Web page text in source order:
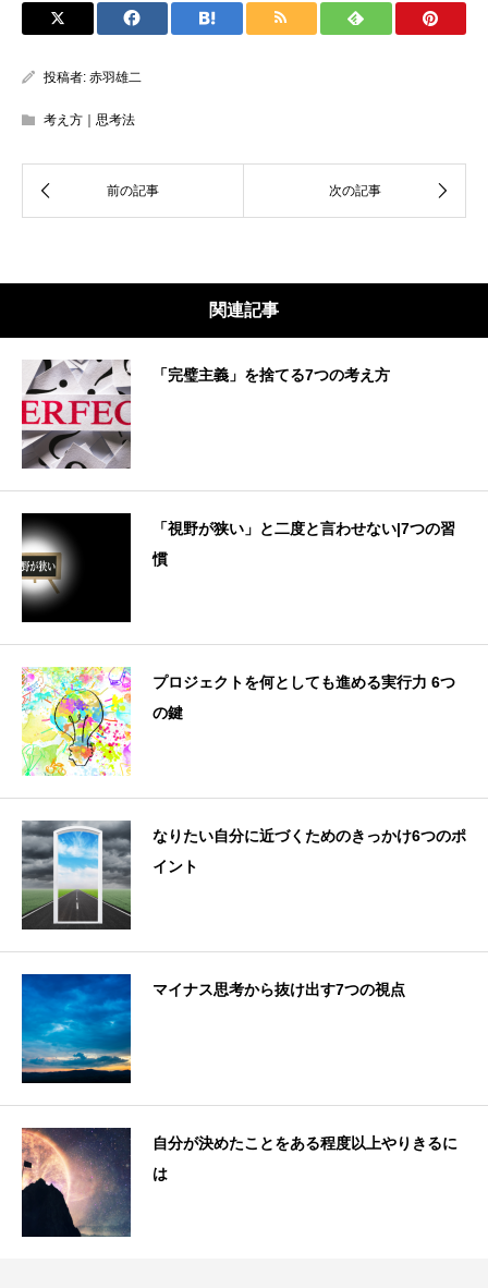
投稿者: 赤羽雄二
考え方｜思考法
関連記事
「完璧主義」を捨てる7つの考え方
「視野が狭い」と二度と言わせない|7つの習
慣
プロジェクトを何としても進める実行力 6つ
の鍵
なりたい自分に近づくためのきっかけ6つのポ
イント
マイナス思考から抜け出す7つの視点
自分が決めたことをある程度以上やりきるに
は